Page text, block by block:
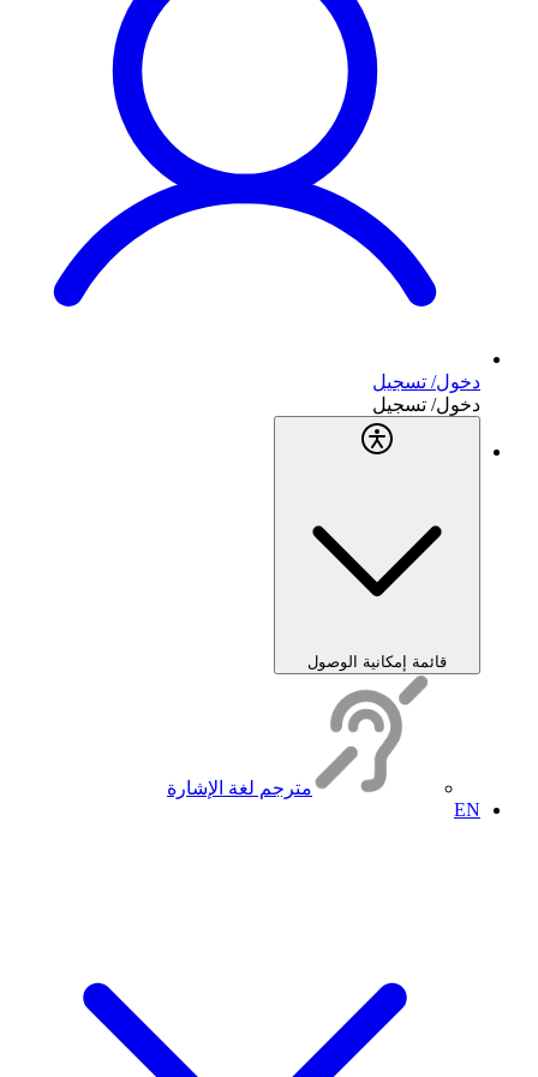
دخول/ تسجيل
دخول/ تسجيل
قائمة إمكانية الوصول
مترجم لغة الإشارة
EN